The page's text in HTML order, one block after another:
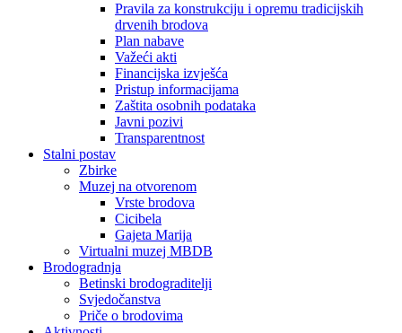
Pravila za konstrukciju i opremu tradicijskih
drvenih brodova
Plan nabave
Važeći akti
Financijska izvješća
Pristup informacijama
Zaštita osobnih podataka
Javni pozivi
Transparentnost
Stalni postav
Zbirke
Muzej na otvorenom
Vrste brodova
Cicibela
Gajeta Marija
Virtualni muzej MBDB
Brodogradnja
Betinski brodograditelji
Svjedočanstva
Priče o brodovima